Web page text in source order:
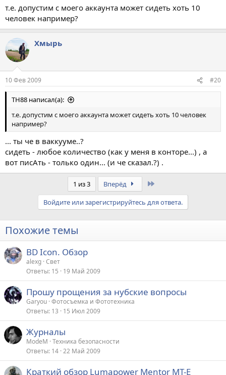
т.е. допустим с моего аккаунта может сидеть хоть 10
человек например?
Хмырь
10 Фев 2009 #20
TH88 написал(а):
т.е. допустим с моего аккаунта может сидеть хоть 10 человек
например?
... ты че в ваккууме..?
сидеть - любое количество (как у меня в конторе...) , а
вот писАть - только один... (и че сказал.?) .
1 из 3 Вперёд
Войдите или зарегистрируйтесь для ответа.
Похожие темы
BD Icon. Обзор
alexg Свет
Ответы 15 19 Май 2009
Прошу прощения за нубские вопросы
Garyou Фотосъемка и Фототехника
Ответы 13 15 Июл 2009
Журналы
ModeM Техника безопасности
Ответы 14 22 Май 2009
Краткий обзор Lumapower Mentor MT-E